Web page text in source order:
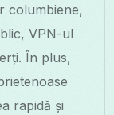
columbiene,
VPN-ul
În plus,
rapidă și